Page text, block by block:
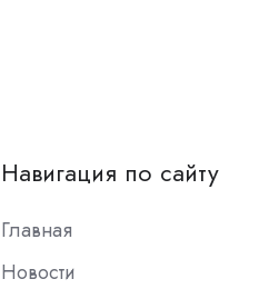
Навигация по сайту
Главная
Новости